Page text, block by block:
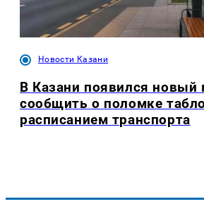
Новости Казани
В Казани появился новый
сообщить о поломке
расписанием транспорта